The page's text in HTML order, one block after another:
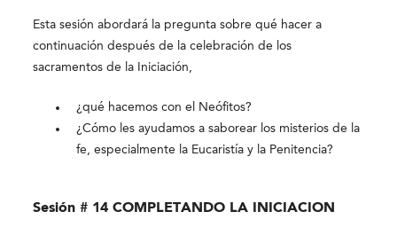
Esta sesión abordará la pregunta sobre qué hacer a
continuación después de la celebración de los
sacramentos de la Iniciación,
¿qué hacemos con el Neófitos?
¿Cómo les ayudamos a saborear los misterios de la
fe, especialmente la Eucaristía y la Penitencia?
Sesión # 14 COMPLETANDO LA INICIACION